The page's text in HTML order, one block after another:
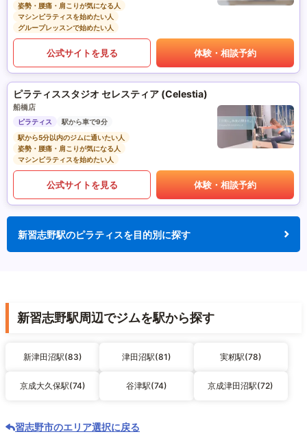
姿勢・腰痛・肩こりが気になる人
マシンピラティスを始めたい人
グループレッスンで始めたい人
公式サイトを見る 体験・相談予約
ピラティススタジオ セレスティア (Celestia)
船橋店
ピラティス
駅から車で9分
駅から5分以内のジムに通いたい人
姿勢・腰痛・肩こりが気になる人
マシンピラティスを始めたい人
公式サイトを見る 体験・相談予約
新習志野駅のピラティスを目的別に探す
新習志野駅周辺でジムを駅から探す
新津田沼駅(83) 津田沼駅(81) 実籾駅(78)
京成大久保駅(74) 谷津駅(74) 京成津田沼駅(72)
習志野市のエリア選択に戻る